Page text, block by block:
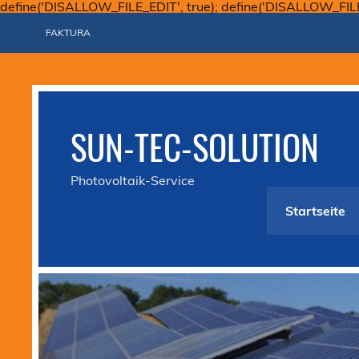
define('DISALLOW_FILE_EDIT', true);
FAKTURA
SUN-TEC-SOLUTION
Photovoltaik-Service
Startseite